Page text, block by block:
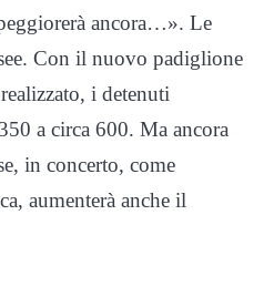
ancora…». Le
Con il nuovo padiglione
i detenuti
a circa 600. Ma ancora
in concerto, come
aumenterà anche il